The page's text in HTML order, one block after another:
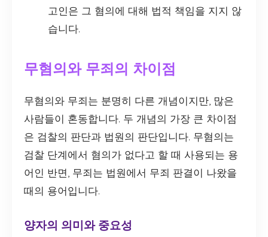
고인은 그 혐의에 대해 법적 책임을 지지 않
습니다.
무혐의와 무죄의 차이점
무혐의와 무죄는 분명히 다른 개념이지만, 많은
사람들이 혼동합니다. 두 개념의 가장 큰 차이점
은 검찰의 판단과 법원의 판단입니다. 무혐의는
검찰 단계에서 혐의가 없다고 할 때 사용되는 용
어인 반면, 무죄는 법원에서 무죄 판결이 나왔을
때의 용어입니다.
양자의 의미와 중요성